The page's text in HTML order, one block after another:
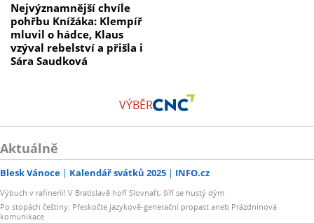
Nejvýznamnější chvíle
pohřbu Knížáka: Klempíř
mluvil o hádce, Klaus
vzýval rebelství a přišla i
Sára Saudková
VÝBĚR
Aktuálně
Blesk Vánoce Kalendář svátků 2025 INFO.cz
Výbuch v rafinerii! V Bratislavě hoří Slovnaft, šíří se hustý dým
Po stopách češtiny: Přeskočte jazykově-generační propast aneb Prázdninová
komunikace